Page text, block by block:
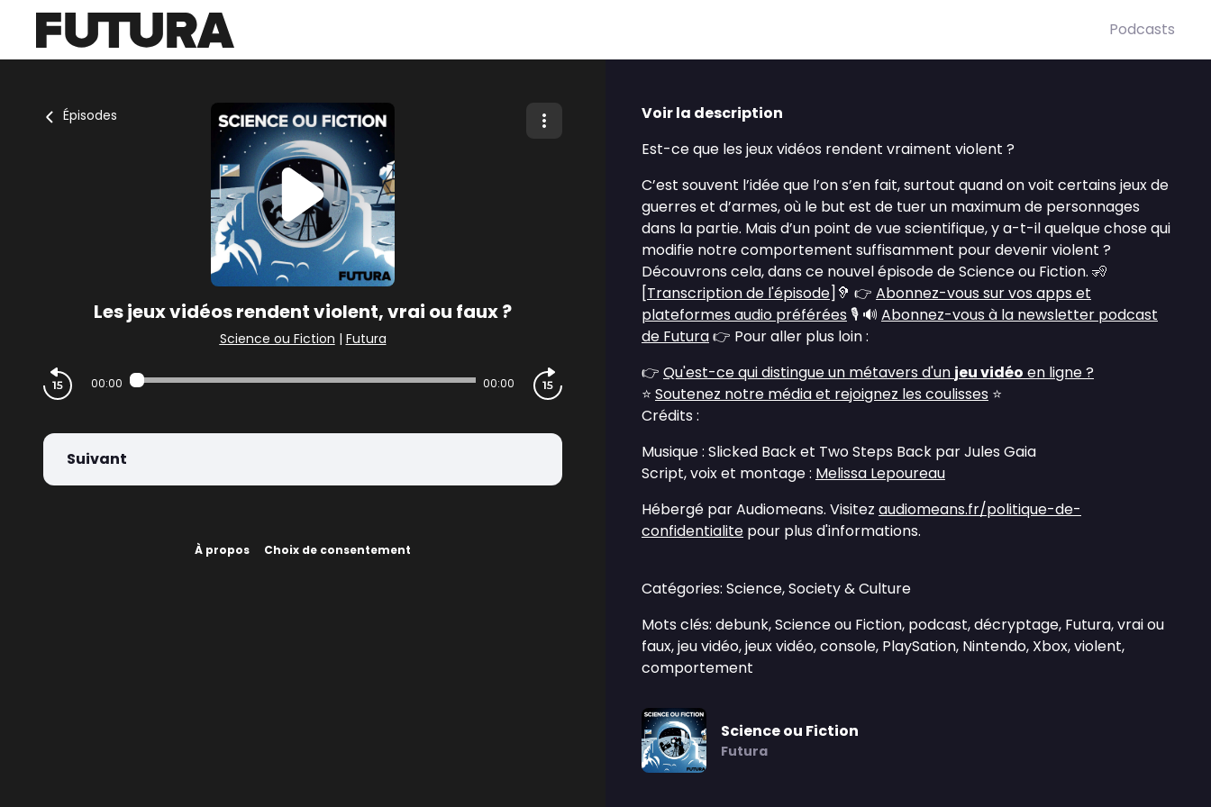
Podcasts
Épisodes
Les jeux vidéos rendent violent, vrai ou faux ?
Science ou Fiction | Futura
00:00 00:00
Suivant
À propos Choix de consentement
Voir la description
Est-ce que les jeux vidéos rendent vraiment violent ?
C’est souvent l’idée que l’on s’en fait, surtout quand on voit certains jeux de
guerres et d’armes, où le but est de tuer un maximum de personnages
dans la partie. Mais d’un point de vue scientifique, y a-t-il quelque chose qui
modifie notre comportement suffisamment pour devenir violent ?
Découvrons cela, dans ce nouvel épisode de Science ou Fiction. 🧏
[Transcription de l'épisode]🦻 👉 Abonnez-vous sur vos apps et
plateformes audio préférées 🎙️ 🔊 Abonnez-vous à la newsletter podcast
de Futura👉 Pour aller plus loin :
👉 Qu'est-ce qui distingue un métavers d'un jeu vidéo en ligne ?
⭐ Soutenez notre média et rejoignez les coulisses ⭐
Crédits :
Musique : Slicked Back et Two Steps Back par Jules Gaia
Script, voix et montage : Melissa Lepoureau
Hébergé par Audiomeans. Visitez audiomeans.fr/politique-de-
confidentialite pour plus d'informations.
Catégories: Science, Society & Culture
Mots clés: debunk, Science ou Fiction, podcast, décryptage, Futura, vrai ou
faux, jeu vidéo, jeux vidéo, console, PlaySation, Nintendo, Xbox, violent,
comportement
Science ou Fiction
Futura